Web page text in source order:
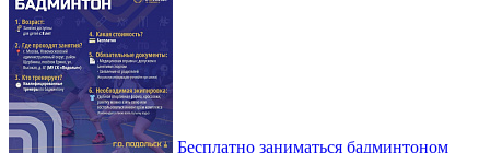
Бесплатно заниматься бадминтоном